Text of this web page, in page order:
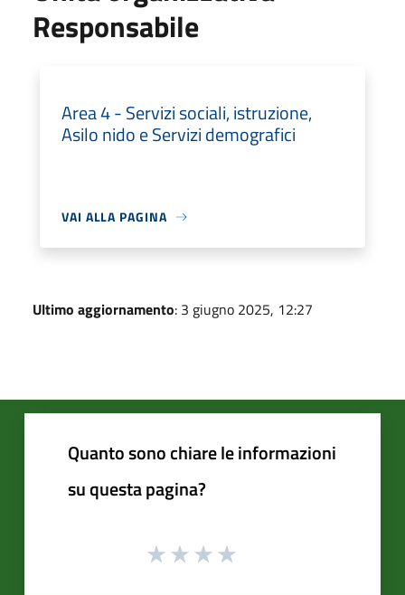
Responsabile
Area 4 - Servizi sociali, istruzione,
Asilo nido e Servizi demografici
VAI ALLA PAGINA
Ultimo aggiornamento: 3 giugno 2025, 12:27
Quanto sono chiare le informazioni
su questa pagina?